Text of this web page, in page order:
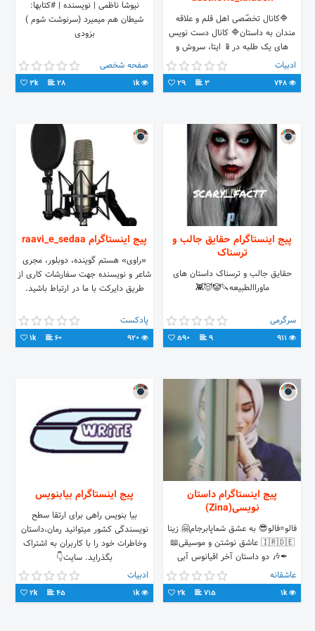
🔷کانال تخصّصی اهل قلم و علاقه
مندان به داستان🔷 کانال دست نویس
های یک طلبه در📱 ایتا، سروش و
تلگرام
eitaa.com/DastNevis_Talabeh
t.me/DastNevis_Talabeh
ادبیات
3
29
نیوشا ناظمی | نویسنده | #کتابها:
شیطان هم میمیرد (‌سرنوشت شوم )
بزودی
صفحه شخصی
1k
28
3k
پیج اینستاگرام حقایق جالب و
ترسناک
حقایق جالب و ترسناک داستان های
ماوراالطبیعه🔪🤡😈👾
سرگرمی
9
590
پیج اینستاگرام raavi_e_sedaa
«راوی» هستم گوینده، دوبلور، مجری
شاعر و نویسنده جهت سفارشات کاری از
طریق دایرکت با ما در ارتباط باشید.
پادکست
60
1k
پیج اینستاگرام داستان
نویسی(Zina)
فالو=فالو😎 به عشق شماپابرجام🤗 زینا
🇮🇷🇩🇪 عاشق نوشتن و موسیقی📖
✒🎶 دو داستان آخر اقیانوس آبی
من(Bts)به اتمام رسیده📗 سیم
آخر(کاملا ایرانی)درحال آپ..
عاشقانه
1k
715
2k
پیج اینستاگرام بیابنویس
بیا بنویس راهی برای ارتقا سطح
نویسندگی کشور میتوانید رمان،داستان
وخاطرات خود را با کاربران به اشتراک
بگذراید. سایت👇
ادبیات
1k
45
2k